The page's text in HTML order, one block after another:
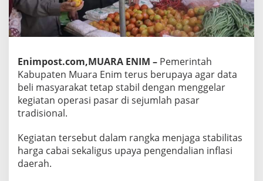
Enimpost.com,MUARA ENIM – Pemerintah
Kabupaten Muara Enim terus berupaya agar data
beli masyarakat tetap stabil dengan menggelar
kegiatan operasi pasar di sejumlah pasar
tradisional.
Kegiatan tersebut dalam rangka menjaga stabilitas
harga cabai sekaligus upaya pengendalian inflasi
daerah.